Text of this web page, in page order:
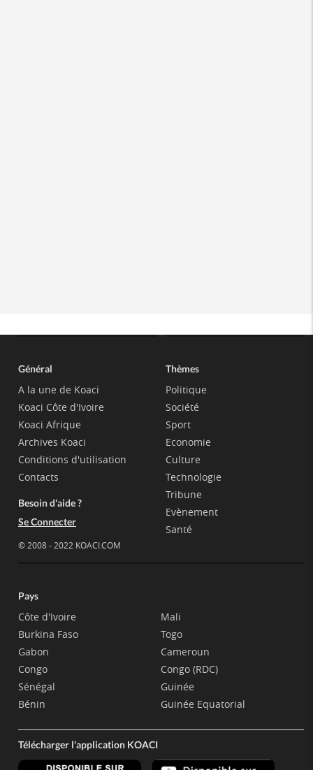
Général
A la une de Koaci
Koaci Côte d'Ivoire
Koaci Afrique
Archives Koaci
Conditions d'utilisation
Contacts
Besoin d'aide ?
Se Connecter
© 2008 - 2022 KOACI.COM
Thèmes
Politique
Société
Sport
Economie
Culture
Technologie
Tribune
Evènement
Santé
Pays
Côte d'Ivoire
Burkina Faso
Gabon
Congo
Sénégal
Bénin
Mali
Togo
Cameroun
Congo (RDC)
Guinée
Guinée Equatorial
Télécharger l'application KOACI